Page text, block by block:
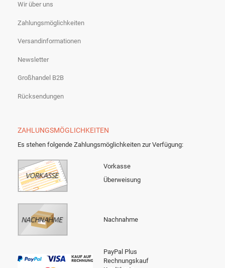
Wir über uns
Zahlungsmöglichkeiten
Versandinformationen
Newsletter
Großhandel B2B
Rücksendungen
ZAHLUNGSMÖGLICHKEITEN
Es stehen folgende Zahlungsmöglichkeiten zur Verfügung:
Vorkasse
Überweisung
Nachnahme
PayPal Plus
Rechnungskauf